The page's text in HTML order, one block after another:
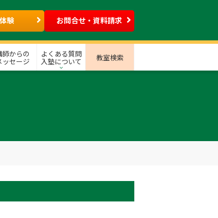
験 お問合せ・資料請求
師からの
ッセージ
よくある質問
入塾について
教室検索